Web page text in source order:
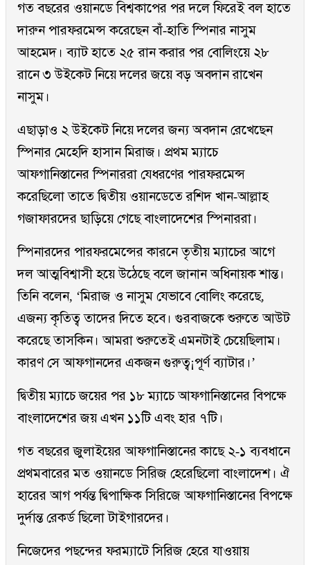
গত বছরের ওয়ানডে বিশ্বকাপের পর দলে ফিরেই বল হাতে
দারুন পারফরমেন্স করেছেন বাঁ-হাতি স্পিনার নাসুম
আহমেদ। ব্যাট হাতে ২৫ রান করার পর বোলিংয়ে ২৮
রানে ৩ উইকেট নিয়ে দলের জয়ে বড় অবদান রাখেন
নাসুম।
এছাড়াও ২ উইকেট নিয়ে দলের জন্য অবদান রেখেছেন
স্পিনার মেহেদি হাসান মিরাজ। প্রথম ম্যাচে
আফগানিস্তানের স্পিনাররা যেধরণের পারফরমেন্স
করেছিলো তাতে দ্বিতীয় ওয়ানডেতে রশিদ খান-আল্লাহ
গজাফারদের ছাড়িয়ে গেছে বাংলাদেশের স্পিনাররা।
স্পিনারদের পারফরমেন্সের কারনে তৃতীয় ম্যাচের আগে
দল আত্মবিশ্বাসী হয়ে উঠেছে বলে জানান অধিনায়ক শান্ত।
তিনি বলেন, ‘মিরাজ ও নাসুম যেভাবে বোলিং করেছে,
এজন্য কৃতিত্ব তাদের দিতে হবে। গুরবাজকে শুরুতে আউট
করেছে তাসকিন। আমরা শুরুতেই এমনটাই চেয়েছিলাম।
কারণ সে আফগানদের একজন গুরুত্ব¡পূর্ণ ব্যাটার।’
দ্বিতীয় ম্যাচে জয়ের পর ১৮ ম্যাচে আফগানিস্তানের বিপক্ষে
বাংলাদেশের জয় এখন ১১টি এবং হার ৭টি।
গত বছরের জুলাইয়ের আফগানিস্তানের কাছে ২-১ ব্যবধানে
প্রথমবারের মত ওয়ানডে সিরিজ হেরেছিলো বাংলাদেশ। ঐ
হারের আগ পর্যন্ত দ্বিপাক্ষিক সিরিজে আফগানিস্তানের বিপক্ষে
দুর্দান্ত রেকর্ড ছিলো টাইগারদের।
নিজেদের পছন্দের ফরম্যাটে সিরিজ হেরে যাওয়ায়